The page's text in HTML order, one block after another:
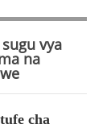
vya
na
cha